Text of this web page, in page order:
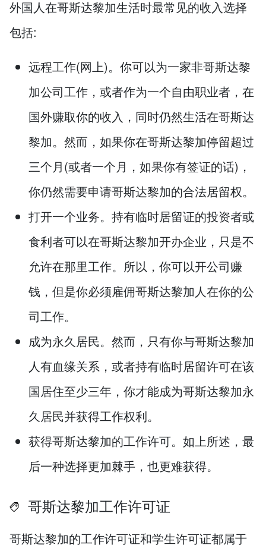
外国人在哥斯达黎加生活时最常见的收入选择
包括:
远程工作(网上)。你可以为一家非哥斯达黎
加公司工作，或者作为一个自由职业者，在
国外赚取你的收入，同时仍然生活在哥斯达
黎加。然而，如果你在哥斯达黎加停留超过
三个月(或者一个月，如果你有签证的话)，
你仍然需要申请哥斯达黎加的合法居留权。
打开一个业务。持有临时居留证的投资者或
食利者可以在哥斯达黎加开办企业，只是不
允许在那里工作。所以，你可以开公司赚
钱，但是你必须雇佣哥斯达黎加人在你的公
司工作。
成为永久居民。然而，只有你与哥斯达黎加
人有血缘关系，或者持有临时居留许可在该
国居住至少三年，你才能成为哥斯达黎加永
久居民并获得工作权利。
获得哥斯达黎加的工作许可。如上所述，最
后一种选择更加棘手，也更难获得。
哥斯达黎加工作许可证
哥斯达黎加的工作许可证和学生许可证都属于